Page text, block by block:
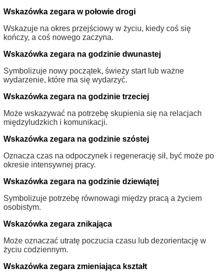
Wskazówka zegara w połowie drogi
Wskazuje na okres przejściowy w życiu, kiedy coś się
kończy, a coś nowego zaczyna.
Wskazówka zegara na godzinie dwunastej
Symbolizuje nowy początek, świeży start lub ważne
wydarzenie, które ma się wydarzyć.
Wskazówka zegara na godzinie trzeciej
Może wskazywać na potrzebę skupienia się na relacjach
międzyludzkich i komunikacji.
Wskazówka zegara na godzinie szóstej
Oznacza czas na odpoczynek i regenerację sił, być może po
okresie intensywnej pracy.
Wskazówka zegara na godzinie dziewiątej
Symbolizuje potrzebę równowagi między pracą a życiem
osobistym.
Wskazówka zegara znikająca
Może oznaczać utratę poczucia czasu lub dezorientację w
życiu codziennym.
Wskazówka zegara zmieniająca kształt